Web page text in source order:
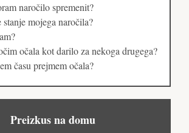
naročilo spremenit?
mojega naročila?
očala kot darilo za nekoga drugega?
času prejmem očala?
Preizkus na domu